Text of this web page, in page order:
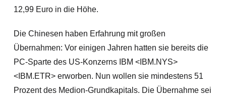
12,99 Euro in die Höhe.
Die Chinesen haben Erfahrung mit großen
Übernahmen: Vor einigen Jahren hatten sie bereits die
PC-Sparte des US-Konzerns IBM <IBM.NYS>
<IBM.ETR> erworben. Nun wollen sie mindestens 51
Prozent des Medion-Grundkapitals. Die Übernahme sei